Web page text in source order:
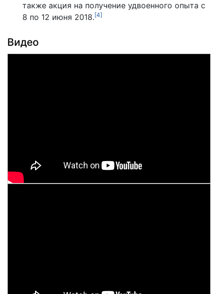
также акция на получение удвоенного опыта с
8 по 12 июня 2018.[4]
Видео